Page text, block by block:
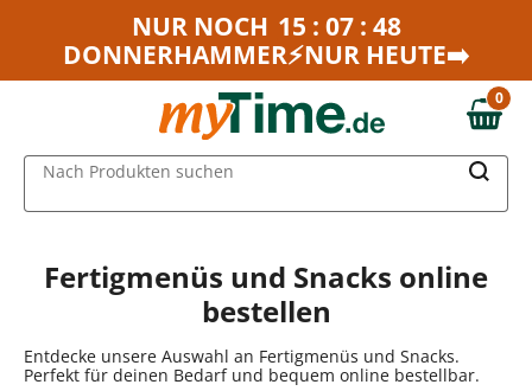
Zum Hauptinhalt springen
Zur Navigation springen
NUR NOCH 15 : 07 : 48
DONNERHAMMER⚡NUR HEUTE➡️
0,00 €
0
Nach Produkten suchen
Fertigmenüs und Snacks online
bestellen
Entdecke unsere Auswahl an Fertigmenüs und Snacks.
Perfekt für deinen Bedarf und bequem online bestellbar.